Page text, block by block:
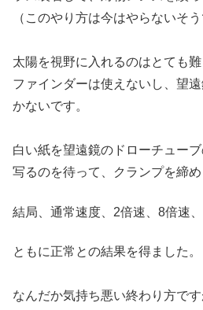
（このやり方は今はやらないそう
太陽を視野に入れるのはとても難
ファインダーは使えないし、望
かないです。
白い紙を望遠鏡のドローチュー
写るのを待って、クランプを締め
結局、通常速度、2倍速、8倍速、
ともに正常との結果を得ました。
なんだか気持ち悪い終わり方で